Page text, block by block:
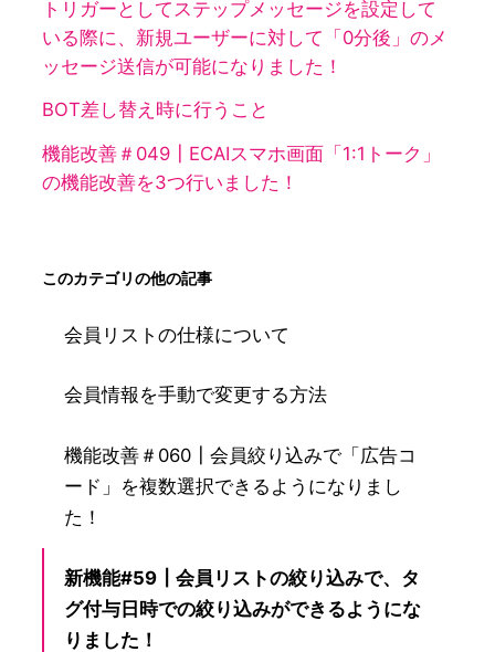
トリガーとしてステップメッセージを設定して
いる際に、新規ユーザーに対して「0分後」のメ
ッセージ送信が可能になりました！
BOT差し替え時に行うこと
機能改善＃049┃ECAIスマホ画面「1:1トーク」
の機能改善を3つ行いました！
このカテゴリの他の記事
会員リストの仕様について
会員情報を手動で変更する方法
機能改善＃060┃会員絞り込みで「広告コ
ード」を複数選択できるようになりまし
た！
新機能#59┃会員リストの絞り込みで、タ
グ付与日時での絞り込みができるようにな
りました！